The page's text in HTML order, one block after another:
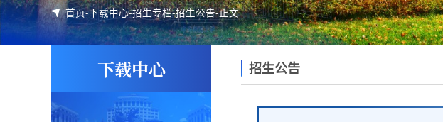
首页-下载中心-招生专栏-招生公告-正文
下载中心 招生公告